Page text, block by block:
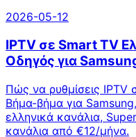
2026-05-12
IPTV σε Smart TV
Οδηγός για
Πώς να ρυθμίσεις
Βήμα-βήμα για
ελληνικά κανάλια,
κανάλια από €12/μήνα.